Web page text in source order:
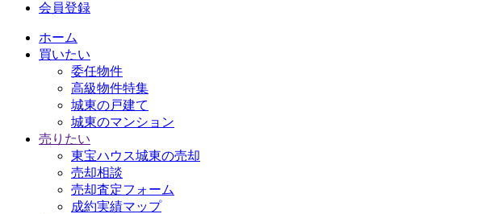
会員登録
ホーム
買いたい
委任物件
高級物件特集
城東の戸建て
城東のマンション
売りたい
東宝ハウス城東の売却
売却相談
売却査定フォーム
成約実績マップ